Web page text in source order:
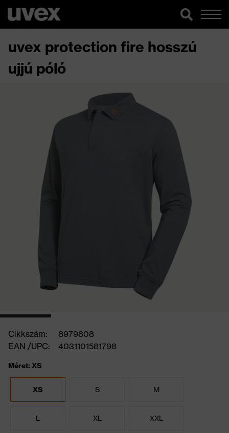
uvex protection fire hosszú
ujjú póló
Cikkszám:
8979808
EAN /UPC:
4031101581798
Méret: XS
XS S M
L XL XXL